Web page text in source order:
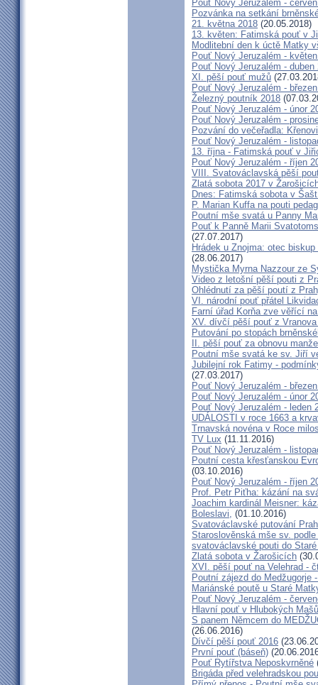
Pouť Nový Jeruzalém -
Pozvánka na setkání
21. května 2018 (20.05.2018)
13. květen: Fatimská pouť v
Modlitební den k úctě Matky
Pouť Nový Jeruzalém -
Pouť Nový Jeruzalém - duben
XI. pěší pouť mužů
Pouť Nový Jeruzalém -
Železný poutník 2018
Pouť Nový Jeruzalém - únor
Pouť Nový Jeruzalém -
Pozvání do večeřadla:
Pouť Nový Jeruzalém -
13. října - Fatimská pouť v
Pouť Nový Jeruzalém - říjen
VIII. Svatováclavská pěší
Zlatá sobota 2017 v
Dnes: Fatimská sobota v
P. Marian Kuffa na pouti
Poutní mše svatá u Panny
Pouť k Panně Marii
(27.07.2017)
Hrádek u Znojma: otec
(28.06.2017)
Mystička Myrna Nazzour ze
Video z letošní pěší pouti z
Ohlédnutí za pěší poutí z
VI. národní pouť přátel
Farní úřad Korňa zve věřící
XV. dívčí pěší pouť z
Putování po stopách
II. pěší pouť za obnovu
Poutní mše svatá ke sv. Jiří
Jubilejní rok Fatimy -
(27.03.2017)
Pouť Nový Jeruzalém -
Pouť Nový Jeruzalém - únor
Pouť Nový Jeruzalém - leden
UDÁLOSTI v roce 1663 a
Trnavská novéna v Roce
TV Lux (11.11.2016)
Pouť Nový Jeruzalém -
Poutní cesta křesťanskou
(03.10.2016)
Pouť Nový Jeruzalém - říjen
Prof. Petr Piťha: kázání na
Joachim kardinál Meisner:
Boleslavi, (01.10.2016)
Svatováclavské putování
Staroslověnská mše sv.
svatováclavské pouti do
Zlatá sobota v Žarošicích
XVI. pěší pouť na Velehrad -
Poutní zájezd do Medžugorje
Mariánské poutě u Staré
Pouť Nový Jeruzalém -
Hlavní pouť v Hlubokých
S panem Němcem do
(26.06.2016)
Dívčí pěší pouť 2016
První pouť (báseň)
Pouť Rytířstva Neposkvrněné
Brigáda před velehradskou